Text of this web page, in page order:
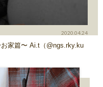
2020.04.24
お家篇〜 Ai.t（@ngs.rky.ku